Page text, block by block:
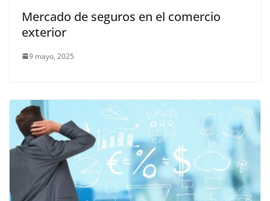
Mercado de seguros en el comercio
exterior
9 mayo, 2025